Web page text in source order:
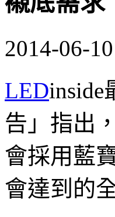
2014-06-
LEDinside
告」指出
會採用藍
會達到的